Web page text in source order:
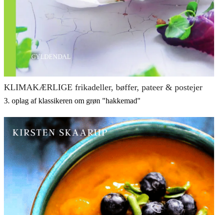
KLIMAKÆRLIGE frikadeller, bøffer, pateer & postejer
3. oplag af klassikeren om grøn "hakkemad"